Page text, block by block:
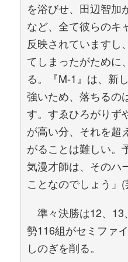
を浴びせ、田辺智
など、全て彼らのキ
反映されていますし
てしまったがために
る。『M-1』は、新
強いため、落ちるの
す。すゑひろがりず
が高い分、それを超
がることは難しい。
気漫才師は、そのハ
ことなのでしょう」
準々決勝は12、13
勢116組がセミファ
しのぎを削る。